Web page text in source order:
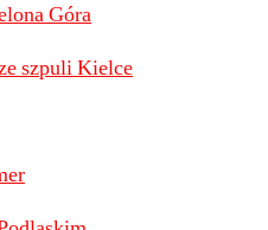
Góra
szpuli Kielce